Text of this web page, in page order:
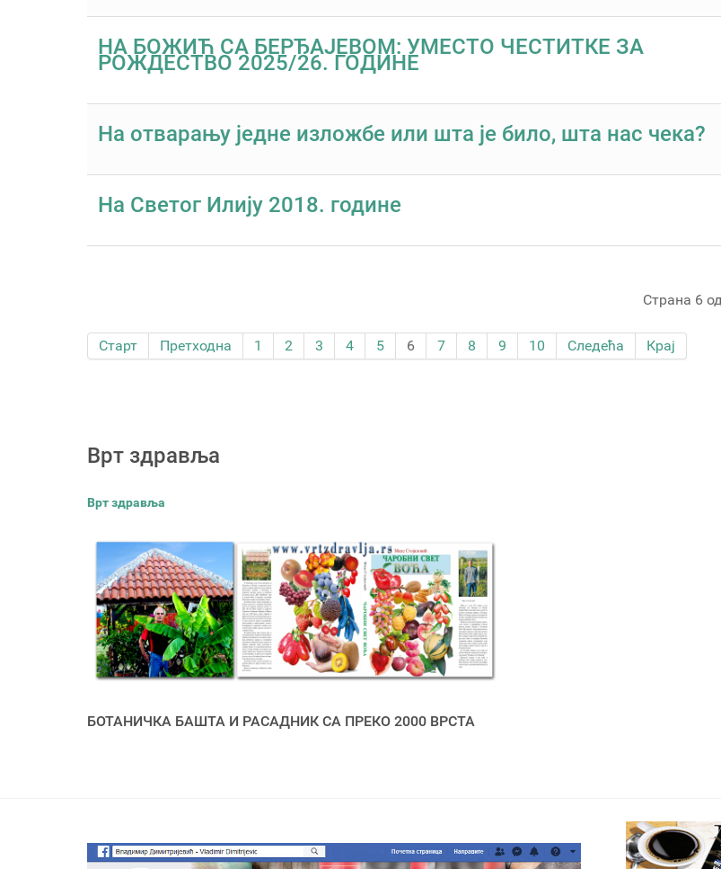
НА БОЖИЋ СА БЕРЂАЈЕВОМ: УМЕСТО ЧЕСТИТКЕ ЗА
РОЖДЕСТВО 2025/26. ГОДИНЕ
На отварању једне изложбе или шта је било, шта нас чека?
На Светог Илију 2018. године
Страна 6
Старт Претходна 1 2 3 4 5 6 7 8 9 10 Следећа Крај
Врт здравља
Врт здравља
БОТАНИЧКА БАШТА И РАСАДНИК СА ПРЕКО 2000 ВРСТА